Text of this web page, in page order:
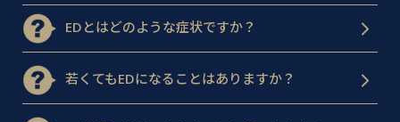
EDとはどのような症状ですか？
若くてもEDになることはありますか？